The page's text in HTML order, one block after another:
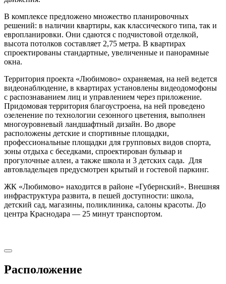
В комплексе предложено множество планировочных
решений: в наличии квартиры, как классического типа, так и
европланировки. Они сдаются с подчистовой отделкой,
высота потолков составляет 2,75 метра. В квартирах
спроектированы стандартные, увеличенные и панорамные
окна.
Территория проекта «Любимово» охраняемая, на ней ведется
видеонаблюдение, в квартирах установлены видеодомофоны
с распознаванием лиц и управлением через приложение.
Придомовая территория благоустроена, на ней проведено
озеленение по технологии сезонного цветения, выполнен
многоуровневый ландшафтный дизайн. Во дворе
расположены детские и спортивные площадки,
профессиональные площадки для групповых видов спорта,
зоны отдыха с беседками, спроектирован бульвар и
прогулочные аллеи, а также школа и 3 детских сада. Для
автовладельцев предусмотрен крытый и гостевой паркинг.
ЖК «Любимово» находится в районе «Губернский». Внешняя
инфраструктура развита, в пешей доступности: школа,
детский сад, магазины, поликлиника, салоны красоты. До
центра Краснодара — 25 минут транспортом.
Расположение